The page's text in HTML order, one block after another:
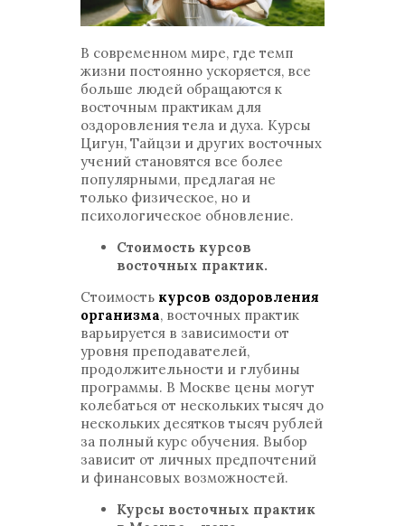
В современном мире, где темп
жизни постоянно ускоряется, все
больше людей обращаются к
восточным практикам для
оздоровления тела и духа. Курсы
Цигун, Тайцзи и других восточных
учений становятся все более
популярными, предлагая не
только физическое, но и
психологическое обновление.
Стоимость курсов
восточных практик.
Стоимость курсов оздоровления
организма, восточных практик
варьируется в зависимости от
уровня преподавателей,
продолжительности и глубины
программы. В Москве цены могут
колебаться от нескольких тысяч до
нескольких десятков тысяч рублей
за полный курс обучения. Выбор
зависит от личных предпочтений
и финансовых возможностей.
Курсы восточных практик